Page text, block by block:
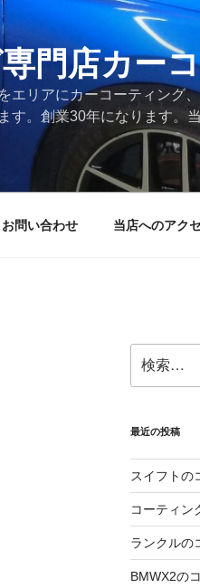
門店カー
リアにカーコーティング
す。創業30年になります。
お問い合わせ 当店へのアク
索:
最近の投稿
スイフトの
コーティン
ランクルの
BMWX2の